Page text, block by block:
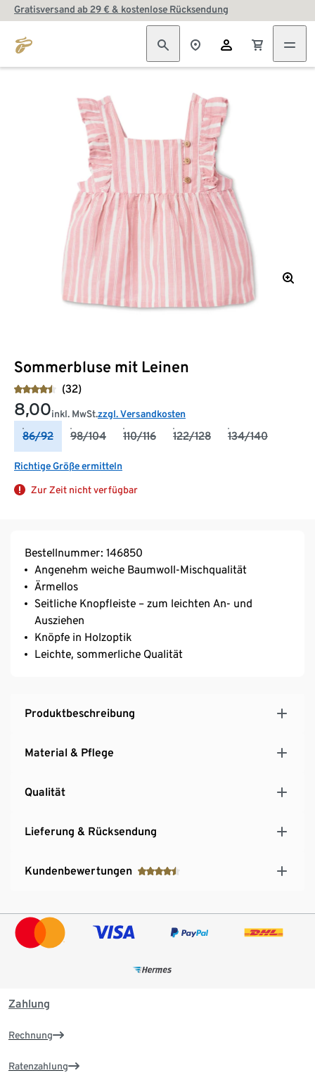
Gratisversand ab 29 € & kostenlose Rücksendung
Sommerbluse mit Leinen
(32)
8,00inkl. MwSt.zzgl. Versandkosten
86/92 98/104 110/116 122/128 134/140
Richtige Größe ermitteln
Zur Zeit nicht verfügbar
Bestellnummer: 146850
Angenehm weiche Baumwoll-Mischqualität
Ärmellos
Seitliche Knopfleiste – zum leichten An- und
Ausziehen
Knöpfe in Holzoptik
Leichte, sommerliche Qualität
Produktbeschreibung
Material & Pflege
Qualität
Lieferung & Rücksendung
Kundenbewertungen
Zahlung
Rechnung
Ratenzahlung